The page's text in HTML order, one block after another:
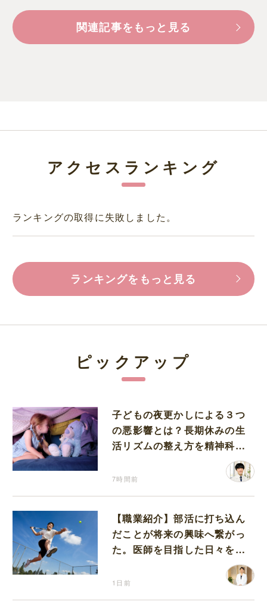
関連記事をもっと見る
アクセスランキング
ランキングの取得に失敗しました。
ランキングをもっと見る
ピックアップ
子どもの夜更かしによる３つ
の悪影響とは？長期休みの生
活リズムの整え方を精神科医
7時間前
【職業紹介】部活に打ち込ん
だことが将来の興味へ繋がっ
た。医師を目指した日々を振
1日前